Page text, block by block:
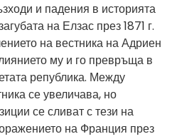
и падения в историята
на Елзас през 1871 г.
на вестника на Адриен
му и го превръща в
република. Между
се увеличава, но
се сливат с тези на
на Франция през